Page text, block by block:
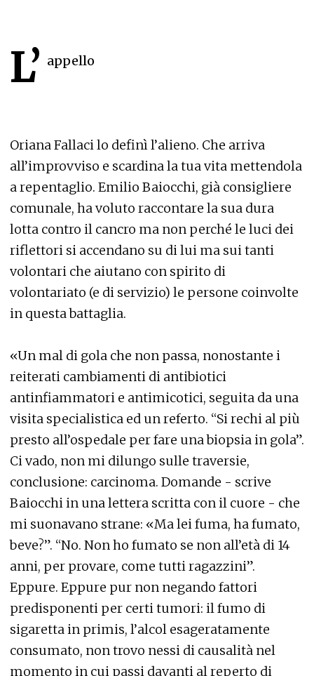
L’ appello
Oriana Fallaci lo definì l’alieno. Che arriva
all’improvviso e scardina la tua vita mettendola
a repentaglio. Emilio Baiocchi, già consigliere
comunale, ha voluto raccontare la sua dura
lotta contro il cancro ma non perché le luci dei
riflettori si accendano su di lui ma sui tanti
volontari che aiutano con spirito di
volontariato (e di servizio) le persone coinvolte
in questa battaglia.
«Un mal di gola che non passa, nonostante i
reiterati cambiamenti di antibiotici
antinfiammatori e antimicotici, seguita da una
visita specialistica ed un referto. “Si rechi al più
presto all’ospedale per fare una biopsia in gola”.
Ci vado, non mi dilungo sulle traversie,
conclusione: carcinoma. Domande - scrive
Baiocchi in una lettera scritta con il cuore - che
mi suonavano strane: «Ma lei fuma, ha fumato,
beve?”. “No. Non ho fumato se non all’età di 14
anni, per provare, come tutti ragazzini”.
Eppure. Eppure pur non negando fattori
predisponenti per certi tumori: il fumo di
sigaretta in primis, l’alcol esageratamente
consumato, non trovo nessi di causalità nel
momento in cui passi davanti al reperto di